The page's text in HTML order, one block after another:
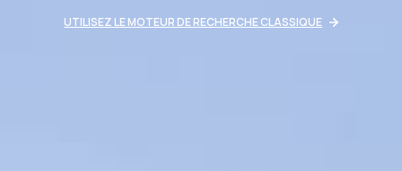
UTILISEZ LE MOTEUR DE RECHERCHE CLASSIQUE